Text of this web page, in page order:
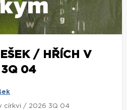
/ HŘÍCH V
04
církvi / 2026 3Q 04